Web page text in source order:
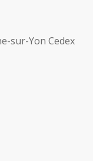
sur-Yon Cedex